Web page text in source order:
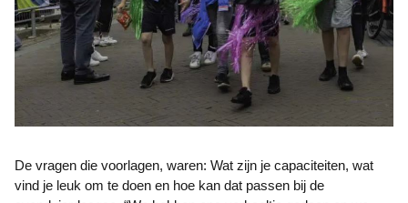
De vragen die voorlagen, waren: Wat zijn je capaciteiten, wat
vind je leuk om te doen en hoe kan dat passen bij de